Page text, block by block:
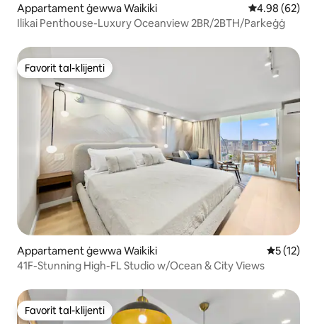
Appartament ġewwa Waikiki Rating medju
4.98 (62)
Ilikai Penthouse-Luxury Oceanview 2BR/2BTH/Parkeġġ
Favorit tal-klijenti
Favorit tal-klijenti
Appartament ġewwa Waikiki Rating
5 (12)
41F-Stunning High-FL Studio w/Ocean & City Views
Favorit tal-klijenti
Favorit tal-klijenti